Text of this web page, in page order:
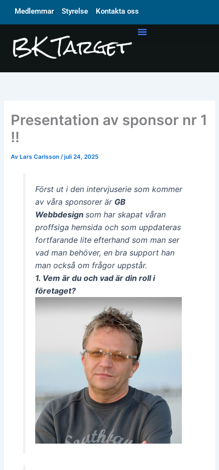
Medlemmar Styrelse Kontakta oss
Presentation av sponsor nr 1
!!
Av Lars Carlsson/juli 24, 2025
Först ut i den intervjuserie som kommer
av våra sponsorer är GB
Webbdesign som har skapat våran
proffsiga hemsida och som uppdateras
fortfarande lite efterhand som man ser
vad man behöver, en bra support han
man också om frågor uppstår.
1. Vem är du och vad är din roll i
företaget?